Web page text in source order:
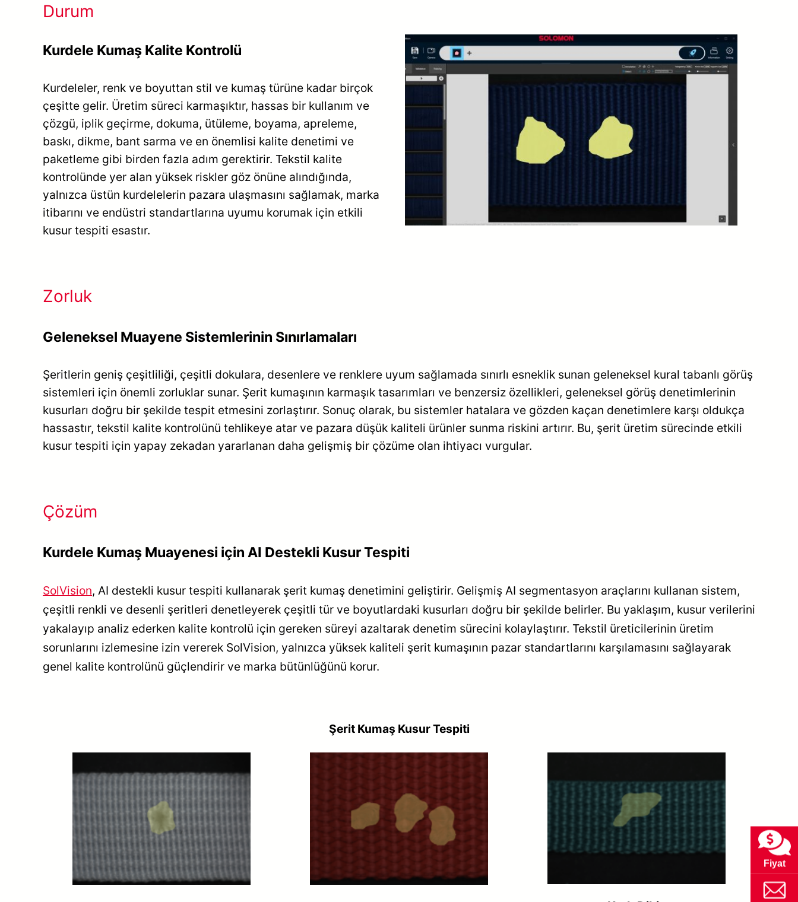
Durum
Kurdele Kumaş Kalite Kontrolü
Kurdeleler, renk ve boyuttan stil ve kumaş türüne kadar birçok
çeşitte gelir. Üretim süreci karmaşıktır, hassas bir kullanım ve
çözgü, iplik geçirme, dokuma, ütüleme, boyama, apreleme,
baskı, dikme, bant sarma ve en önemlisi kalite denetimi ve
paketleme gibi birden fazla adım gerektirir. Tekstil kalite
kontrolünde yer alan yüksek riskler göz önüne alındığında,
yalnızca üstün kurdelelerin pazara ulaşmasını sağlamak, marka
itibarını ve endüstri standartlarına uyumu korumak için etkili
kusur tespiti esastır.
Zorluk
Geleneksel Muayene Sistemlerinin Sınırlamaları
Şeritlerin geniş çeşitliliği, çeşitli dokulara, desenlere ve renklere uyum sağlamada sınırlı esneklik sunan geleneksel kural tabanlı görüş
sistemleri için önemli zorluklar sunar. Şerit kumaşının karmaşık tasarımları ve benzersiz özellikleri, geleneksel görüş denetimlerinin
kusurları doğru bir şekilde tespit etmesini zorlaştırır. Sonuç olarak, bu sistemler hatalara ve gözden kaçan denetimlere karşı oldukça
hassastır, tekstil kalite kontrolünü tehlikeye atar ve pazara düşük kaliteli ürünler sunma riskini artırır. Bu, şerit üretim sürecinde etkili
kusur tespiti için yapay zekadan yararlanan daha gelişmiş bir çözüme olan ihtiyacı vurgular.
Çözüm
Kurdele Kumaş Muayenesi için AI Destekli Kusur Tespiti
SolVision, AI destekli kusur tespiti kullanarak şerit kumaş denetimini geliştirir. Gelişmiş AI segmentasyon araçlarını kullanan sistem,
çeşitli renkli ve desenli şeritleri denetleyerek çeşitli tür ve boyutlardaki kusurları doğru bir şekilde belirler. Bu yaklaşım, kusur verilerini
yakalayıp analiz ederken kalite kontrolü için gereken süreyi azaltarak denetim sürecini kolaylaştırır. Tekstil üreticilerinin üretim
sorunlarını izlemesine izin vererek SolVision, yalnızca yüksek kaliteli şerit kumaşının pazar standartlarını karşılamasını sağlayarak
genel kalite kontrolünü güçlendirir ve marka bütünlüğünü korur.
Şerit Kumaş Kusur Tespiti
Fiyat